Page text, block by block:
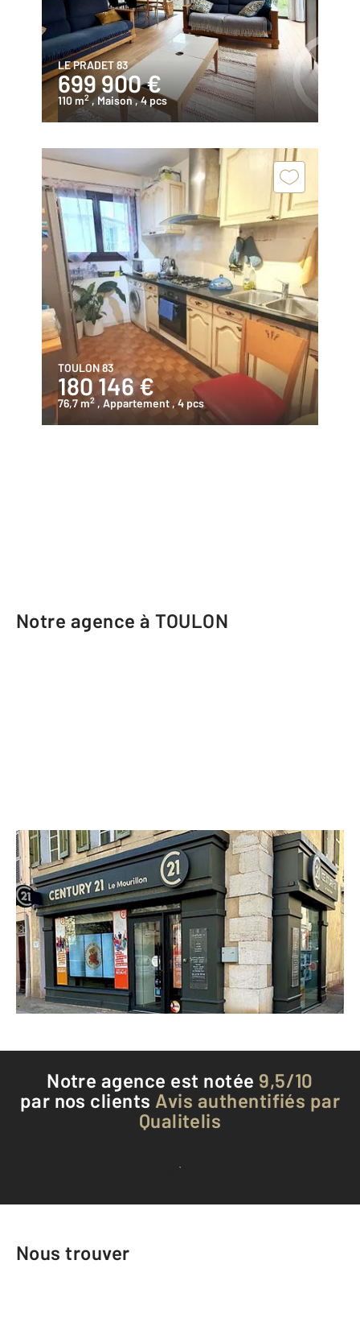
LE PRADET 83
699 900 €
110 m2 , Maison, 4 pcs
TOULON 83
180 146 €
76,7 m2 , Appartement , 4 pcs
Notre agence à TOULON
CENTURY 21 Le Mourillon
301 boulevard Bazeilles
TOULON - 83000
Envoyer un message
Téléphoner à l'agence
Notre agence est notée 9,5/10
par nos clients Avis authentifiés par
Qualitelis
Voir tous les avis clients
Nous trouver